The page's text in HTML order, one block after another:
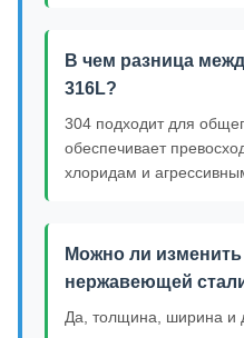
В чем разница
316L?
304 подходит для
обеспечивает
хлоридам и
Можно ли
нержавеющей
Да, толщина, ширина и